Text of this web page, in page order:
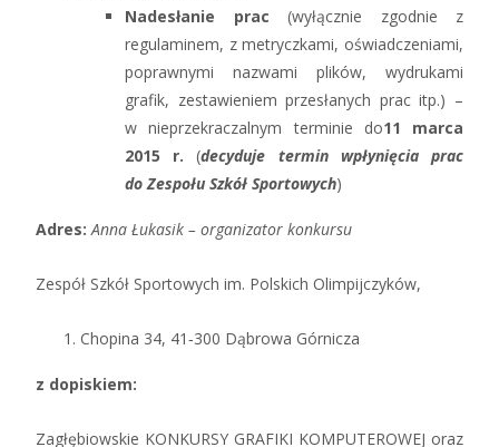
Nadesłanie prac (wyłącznie zgodnie z
regulaminem, z metryczkami, oświadczeniami,
poprawnymi nazwami plików, wydrukami
grafik, zestawieniem przesłanych prac itp.) –
w nieprzekraczalnym terminie do11 marca
2015 r.(decyduje
termin wpłynięcia prac
do Zespołu Szkół Sportowych)
Adres: Anna Łukasik – organizator konkursu
Zespół Szkół Sportowych im. Polskich Olimpijczyków,
Chopina 34, 41‑300 Dąbrowa Górnicza
z dopiskiem:
Zagłębiowskie KONKURSY GRAFIKI KOMPUTEROWEJ oraz